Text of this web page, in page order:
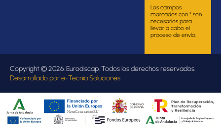
Los campos
marcados con * son
necesarios para
llevar a cabo el
proceso de envío.
Copyright © 2026. Eurodiscap. Todos los derechos reservados.
Desarrollado pore-Tecnia Soluciones